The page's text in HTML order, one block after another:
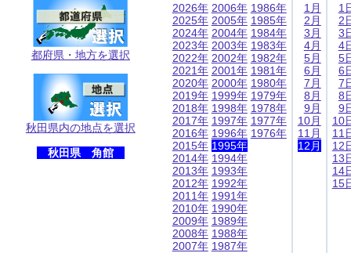
都府県・地方を選択
秋田県内の地点を選択
秋田県 角館
2026年
2025年
2024年
2023年
2022年
2021年
2020年
2019年
2018年
2017年
2016年
2015年
2014年
2013年
2012年
2011年
2010年
2009年
2008年
2007年
2006年
2005年
2004年
2003年
2002年
2001年
2000年
1999年
1998年
1997年
1996年
1995年
1994年
1993年
1992年
1991年
1990年
1989年
1988年
1987年
1986年
1985年
1984年
1983年
1982年
1981年
1980年
1979年
1978年
1977年
1976年
1月
2月
3月
4月
5月
6月
7月
8月
9月
10月
11月
12月
1
2
3
4
5
6
7
8
9
10
11
12
13
14
15